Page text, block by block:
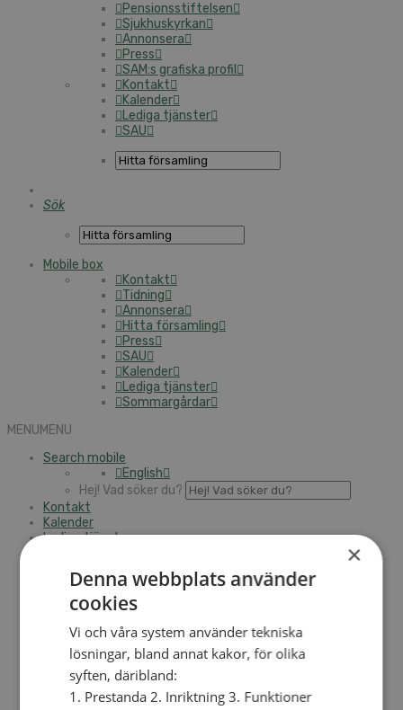
Pensionsstiftelsen
Sjukhuskyrkan
Annonsera
Press
SAM:s grafiska profil
Kontakt
Kalender
Lediga tjänster
SAU
Sök
Mobile box
Kontakt
Tidning
Annonsera
Hitta församling
Press
SAU
Kalender
Lediga tjänster
Sommargårdar
MENUMENU
Search mobile
English
Hej! Vad söker du?
Kontakt
Kalender
Lediga tjänster
FÖR FÖRSAMLINGAR
FÖRDJUPNING OCH UTVECKLING
Missionella initiativ
Apollos – församlingsutveckling
Smågrupper
Skapelse och miljö
Gudstjänst
×
Denna webbplats använder
cookies
Vi och våra system använder tekniska
lösningar, bland annat kakor, för olika
syften, däribland:
1. Prestanda 2. Inriktning 3. Funktioner